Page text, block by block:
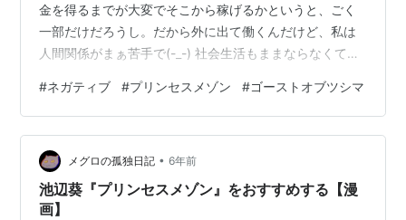
金を得るまでが大変でそこから稼げるかというと、ごく
一部だけだろうし。だから外に出て働くんだけど、私は
人間関係がまぁ苦手で(-_-) 社会生活もままならなくて自
キャンペーン中の私です。 何となく、ただ生きてます。
こんなことをお友達ちゃんにメールしたら（本当迷
惑）、『存在自体に価値がある』と言ってくれました。
ちょっとバカにしてるでしょ？笑でも、嬉しかったで
す。ありがとう(´ー｀) そんな時は大好きなこの漫画を読
みます。時間だけはあるからね。 リンク…
#ネガティブ #プリンセスメゾン #ゴーストオブツシマ
メグロの孤独日記 • 6年前
池辺葵『プリンセスメゾン』をおすすめする【漫
画】